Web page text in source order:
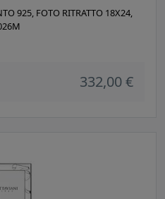
925, FOTO RITRATTO 18X24,
332,00 €